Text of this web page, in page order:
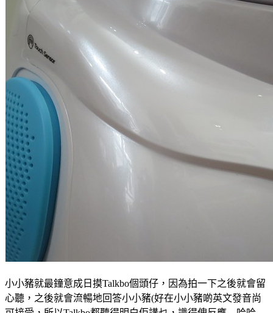
小小豬就最鐘意成日摸Talkbo個頭仔，因為拍一下之後就會留
心聽，之後就會流暢地回答小小豬(好在小小豬啲英文發音尚